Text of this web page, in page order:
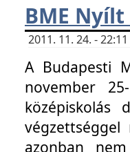
BME
2011. 11. 24. -
A Budapesti
november
középiskolás
azonban